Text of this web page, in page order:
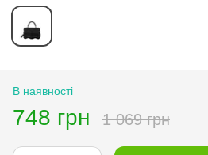
В наявності
748 грн 1 069 грн